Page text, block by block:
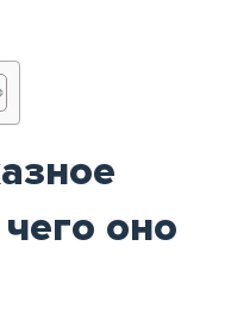
оно